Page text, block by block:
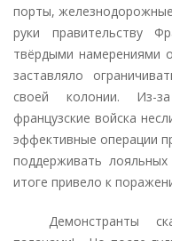
порты,
руки правительству
твёрдыми намерениями
заставляло
своей колонии. Из-
французские войска
эффективные операции
поддерживать
итоге привело к
Демонстранты